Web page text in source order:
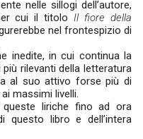
nelle sillogi dell’autore,
cui il titoloIl fiore della
nel frontespizio di
inedite, in cui continua la
rilevanti della letteratura
al suo attivo forse più di
massimi livelli.
liriche fino ad ora
questo libro e dell’intera